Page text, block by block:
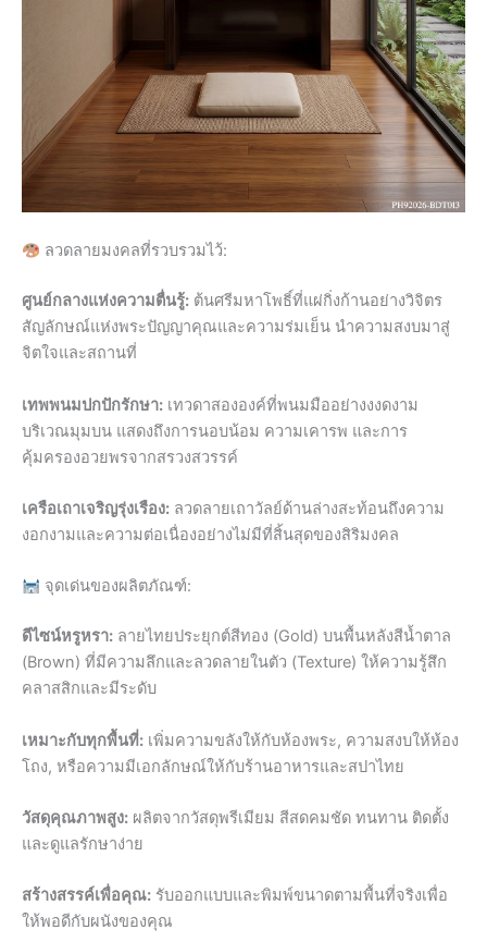
ลวดลายมงคลที่รวบรวมไว้:
ศูนย์กลางแห่งความตื่นรู้: ต้นศรีมหาโพธิ์ที่แผ่กิ่งก้านอย่างวิจิตร
สัญลักษณ์แห่งพระปัญญาคุณและความร่มเย็น นำความสงบมาสู่
จิตใจและสถานที่
เทพพนมปกปักรักษา: เทวดาสององค์ที่พนมมืออย่างงงดงาม
บริเวณมุมบน แสดงถึงการนอบน้อม ความเคารพ และการ
คุ้มครองอวยพรจากสรวงสวรรค์
เครือเถาเจริญรุ่งเรือง: ลวดลายเถาวัลย์ด้านล่างสะท้อนถึงความ
งอกงามและความต่อเนื่องอย่างไม่มีที่สิ้นสุดของสิริมงคล
จุดเด่นของผลิตภัณฑ์:
ดีไซน์หรูหรา: ลายไทยประยุกต์สีทอง (Gold) บนพื้นหลังสีน้ำตาล
(Brown) ที่มีความลึกและลวดลายในตัว (Texture) ให้ความรู้สึก
คลาสสิกและมีระดับ
เหมาะกับทุกพื้นที่: เพิ่มความขลังให้กับห้องพระ, ความสงบให้ห้อง
โถง, หรือความมีเอกลักษณ์ให้กับร้านอาหารและสปาไทย
วัสดุคุณภาพสูง: ผลิตจากวัสดุพรีเมียม สีสดคมชัด ทนทาน ติดตั้ง
และดูแลรักษาง่าย
สร้างสรรค์เพื่อคุณ: รับออกแบบและพิมพ์ขนาดตามพื้นที่จริงเพื่อ
ให้พอดีกับผนังของคุณ